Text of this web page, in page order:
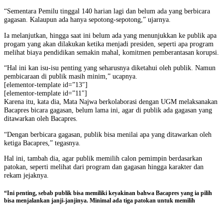
“Sementara Pemilu tinggal 140 harian lagi dan belum ada yang berbicara
gagasan. Kalaupun ada hanya sepotong-sepotong,” ujarnya.
Ia melanjutkan, hingga saat ini belum ada yang menunjukkan ke publik apa
progam yang akan dilakukan ketika menjadi presiden, seperti apa program
melihat biaya pendidikan semakin mahal, komitmen pemberantasan korupsi.
“Hal ini kan isu-isu penting yang seharusnya diketahui oleh publik. Namun
pembicaraan di publik masih minim,” ucapnya.
[elementor-template id=”13″]
[elementor-template id=”11″]
Karena itu, kata dia, Mata Najwa berkolaborasi dengan UGM melaksanakan
Bacapres bicara gagasan, belum lama ini, agar di publik ada gagasan yang
ditawarkan oleh Bacapres.
“Dengan berbicara gagasan, publik bisa menilai apa yang ditawarkan oleh
ketiga Bacapres,” tegasnya.
Hal ini, tambah dia, agar publik memilih calon pemimpin berdasarkan
patokan, seperti melihat dari program dan gagasan hingga karakter dan
rekam jejaknya.
“Ini penting, sebab publik bisa memiliki keyakinan bahwa Bacapres yang ia pilih
bisa menjalankan janji-janjinya. Minimal ada tiga patokan untuk memilih